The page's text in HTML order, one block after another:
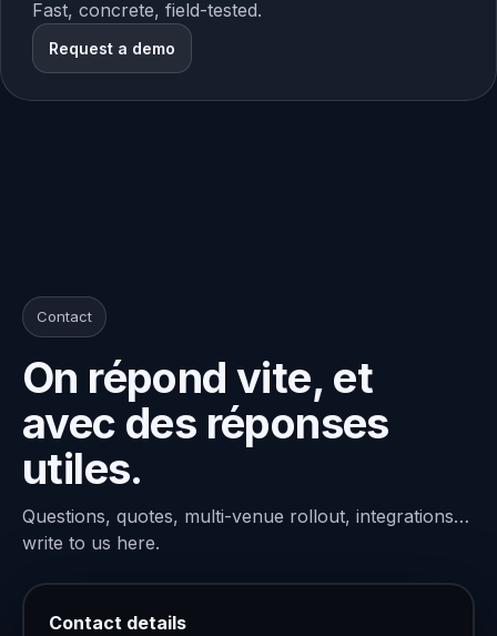
Fast, concrete, field-tested.
Request a demo
Contact
On répond vite, et
avec des réponses
utiles.
Questions, quotes, multi-venue rollout, integrations…
write to us here.
Contact details